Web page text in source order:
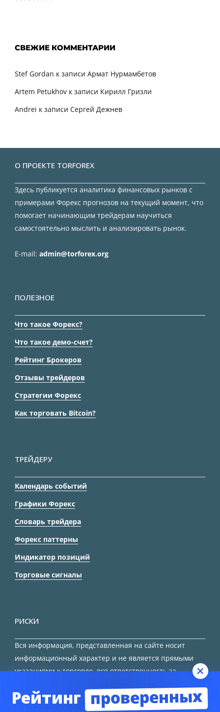
СВЕЖИЕ КОММЕНТАРИИ
Stef Gordan к записи Армат Нурмамбетов
Artem Petukhov к записи Кирилл Гризли
Andrei к записи Сергей Дежнев
О ПРОЕКТЕ TORFOREX
Здесь публикуется аналитика финансовых рынков с
примерами Форекс прогнозов на текущий момент, что
помогает начинающим трейдерам научиться
самостоятельно мыслить и анализировать рынок.
E-mail: admin@torforex.org
ПОЛЕЗНОЕ
Что такое Форекс?
Что такое демо-счет?
Рейтинг Брокеров
Отзывы трейдеров
Стратегии Форекс
Как торговать Bitcoin?
ТРЕЙДЕРУ
Календарь событий
Графики Форекс
Словарь трейдера
Форекс паттерны
Индикатор позиций
Торговые сигналы
РИСКИ
Вся информация, представленная на сайте носит
информационный характер и не является прямыми
указаниями к торговле, вся ответственность за
Рейтинг проверенных